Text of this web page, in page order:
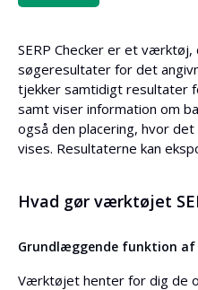
SERP Checker er et
søgeresultater for det
tjekker samtidigt resultater
samt viser information om
også den placering, hvor
vises. Resultaterne kan
Hvad gør værktøjet
Grundlæggende funktion
Værktøjet henter for dig de